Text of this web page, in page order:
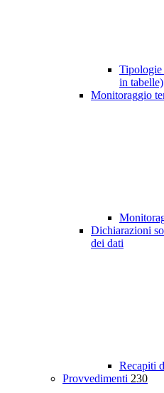
Tipologie
in tabelle)
Monitoraggio
Dichiarazioni
dei dati
Recapiti
Provvedimenti 230